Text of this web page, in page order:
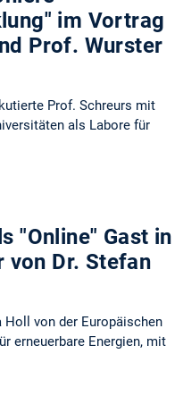
im Vortrag
Prof. Wurster
Prof. Schreurs mit
als Labore für
"Online" Gast in
von Dr. Stefan
Holl von der Europäischen
erneuerbare Energien, mit